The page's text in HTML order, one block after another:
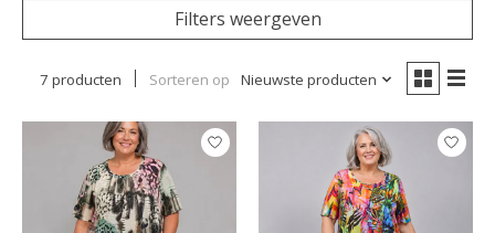
Filters weergeven
7 producten Sorteren op Nieuwste producten